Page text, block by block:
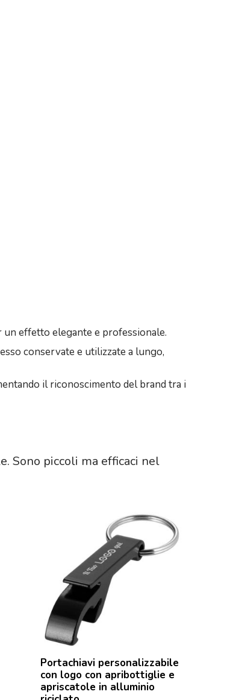
un effetto elegante e professionale.
conservate e utilizzate a lungo,
il riconoscimento del brand tra i
Sono piccoli ma efficaci nel
Portachiavi personalizzabile
con logo con apribottiglie e
apriscatole in alluminio